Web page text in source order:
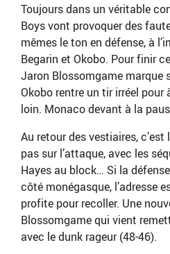
Toujours dans un véritable
Boys vont provoquer des
mêmes le ton en défense, à
Begarin et Okobo. Pour finir
Jaron Blossomgame marque
Okobo rentre un tir irréel pour
loin. Monaco devant à la
Au retour des vestiaires,
pas sur l’attaque, avec les
Hayes au block… Si la
côté monégasque, l’adresse
profite pour recoller. Une
Blossomgame qui vient
avec le dunk rageur (48-46).